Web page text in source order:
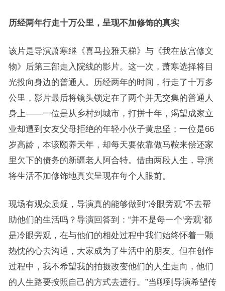
历经两年行走十万公里，呈现不加修饰的真实
该片是导演萧寒继《喜马拉雅天梯》与《我在故宫修文
物》后第三部走入院线的影片。这一次，萧寒选择将目
光投向身边的普通人。历经两年的时间，行走了十万多
公里，影片最后将镜头锁定在了两个并无交集的普通人
身上——一位是从乡村到城市，打拼十年，渴望成家立
业却遭到女友父母拒绝的年轻小伙子黄忠坚；一位是66
岁高龄，本该颐养天年，却每天要依靠做马鞍来偿还家
里欠下的债务的新疆老人阿合特。借由两段人生，导演
将生活不加修饰地真实呈现在每个人眼前。
现场有观众质疑，导演真的能够做到“冷眼旁观”不去帮
助他们的生活吗？导演回答到：“并不是每一个‘旁观’都
是冷眼旁观，在与他们的相处过程中我们始终怀着一颗
热忱的心去沟通，大家成为了生活中的朋友。但在创作
过程中，我不希望我的拍摄改变他们的人生走向，他们
的人生路要按照自己的方式去进行。”当聊到导演希望传